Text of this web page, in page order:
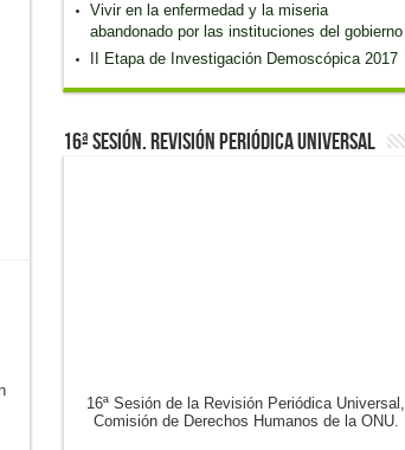
Vivir en la enfermedad y la miseria
abandonado por las instituciones del gobierno
II Etapa de Investigación Demoscópica 2017
16ª Sesión. Revisión Periódica Universal
16ª Sesión de la Revisión Periódica Universal,
Comisión de Derechos Humanos de la ONU.